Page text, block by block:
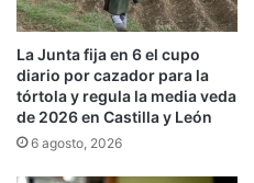
La Junta fija en 6 el cupo
diario por cazador para la
tórtola y regula la media veda
de 2026 en Castilla y León
6 agosto, 2026